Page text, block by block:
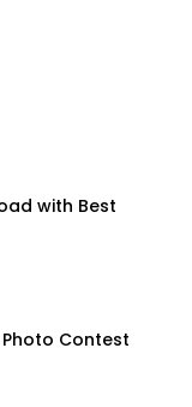
with Best
Contest